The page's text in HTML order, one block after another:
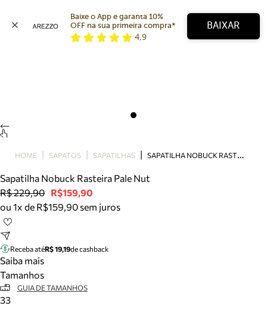
Bolsa
Tamanco
Tênis
Mule
Tire dúvidas sobre pedidos, devoluções e mais.
Meus pedidos
Acompanhe seus pedidos e solicite devoluções.
Baixe o App e garanta 10%
OFF na sua primeira compra*
4,9
BAIXAR
HOME SAPATOS SAPATILHAS S
APATILHA NOBUCK RASTEIRA PALE NUT
Sapatilha Nobuck Rasteira Pale Nut
R$ 229,90 R$159,90
ou 1x de R$159,90 sem juros
Receba atéR$ 19,19de cashback
Saiba mais
Tamanhos
GUIA DE TAMANHOS
33